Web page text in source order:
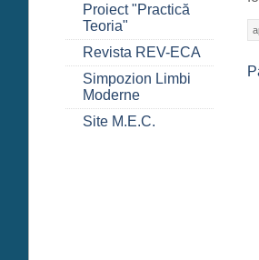
Proiect "Practică
Teoria"
Revista REV-ECA
Simpozion Limbi
Moderne
Site M.E.C.